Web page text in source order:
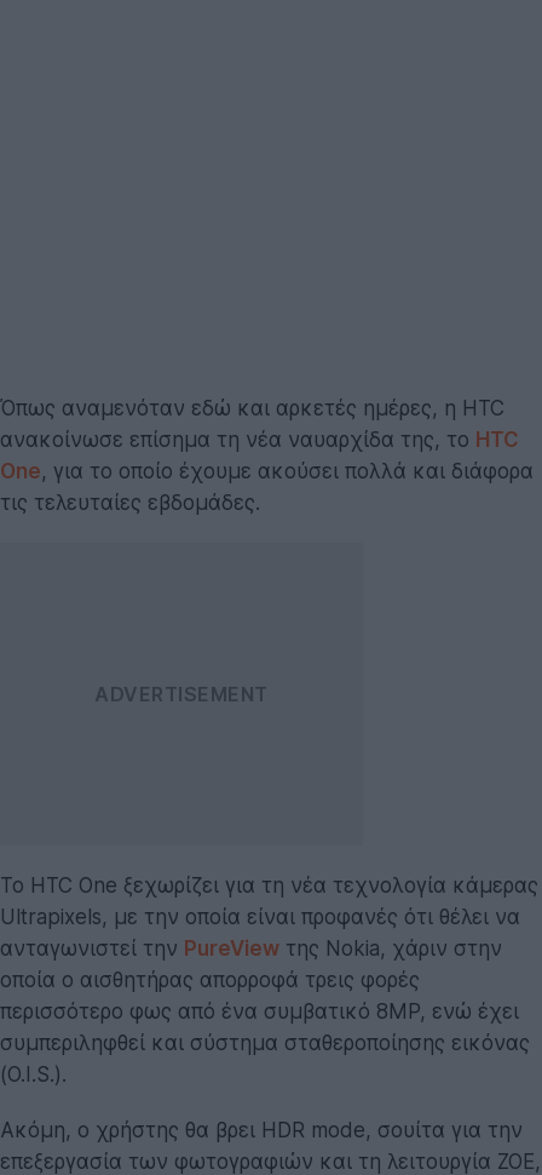
Όπως αναμενόταν εδώ και αρκετές ημέρες, η HTC
ανακοίνωσε επίσημα τη νέα ναυαρχίδα της, το HTC
One, για το οποίο έχουμε ακούσει πολλά και διάφορα
τις τελευταίες εβδομάδες.
Το HTC One ξεχωρίζει για τη νέα τεχνολογία κάμερας
Ultrapixels, με την οποία είναι προφανές ότι θέλει να
ανταγωνιστεί την PureView της Nokia, χάριν στην
οποία ο αισθητήρας απορροφά τρεις φορές
περισσότερο φως από ένα συμβατικό 8MP, ενώ έχει
συμπεριληφθεί και σύστημα σταθεροποίησης εικόνας
(O.I.S.).
Ακόμη, ο χρήστης θα βρει HDR mode, σουίτα για την
επεξεργασία των φωτογραφιών και τη λειτουργία ZOE,